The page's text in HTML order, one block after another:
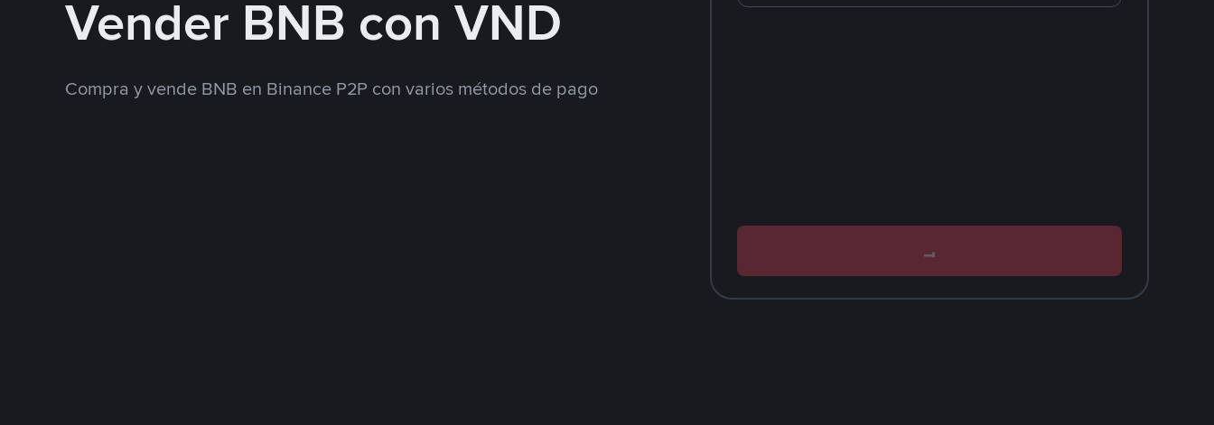
Vender BNB con VND
Compra y vende BNB en Binance P2P con varios métodos de pago